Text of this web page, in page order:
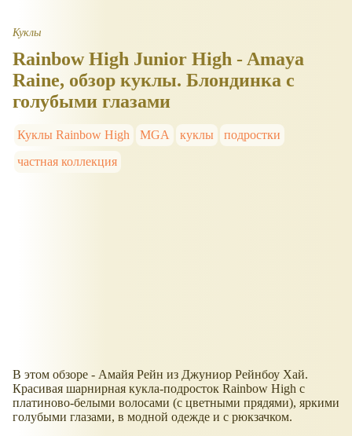
Куклы
Rainbow High Junior High - Amaya
Raine, обзор куклы. Блондинка с
голубыми глазами
Куклы Rainbow High MGA куклы
подростки
частная коллекция
В этом обзоре - Амайя Рейн из Джуниор Рейнбоу Хай.
Красивая шарнирная кукла-подросток Rainbow High с
платиново-белыми волосами (с цветными прядями), яркими
голубыми глазами, в модной одежде и с рюкзачком.